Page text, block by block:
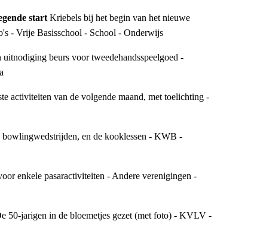
start Kriebels bij het begin van het nieuwe
- Vrije Basisschool - School - Onderwijs
uitnodiging beurs voor tweedehandsspeelgoed -
activiteiten van de volgende maand, met toelichting -
bowlingwedstrijden, en de kooklessen - KWB -
enkele pasaractiviteiten - Andere verenigingen -
50-jarigen in de bloemetjes gezet (met foto) - KVLV -